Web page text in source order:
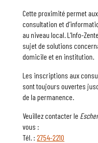
Cette proximité permet
consultation et
au niveau local. L’Info-
sujet de solutions
domicile et en institution.
Les inscriptions aux
sont toujours ouvertes
de la permanence.
Veuillez contacter le
vous :
Tél. :2754-2210